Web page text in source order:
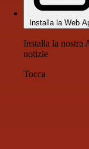
Installa la Web
Installa la nostra
notizie
Tocca